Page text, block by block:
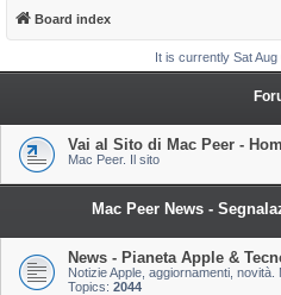
Board index
It is currently Sat
Vai al Sito di Mac Peer -
Mac Peer. Il sito
Mac Peer News -
News - Pianeta Apple &
Notizie Apple, aggiornamenti,
Topics: 2044